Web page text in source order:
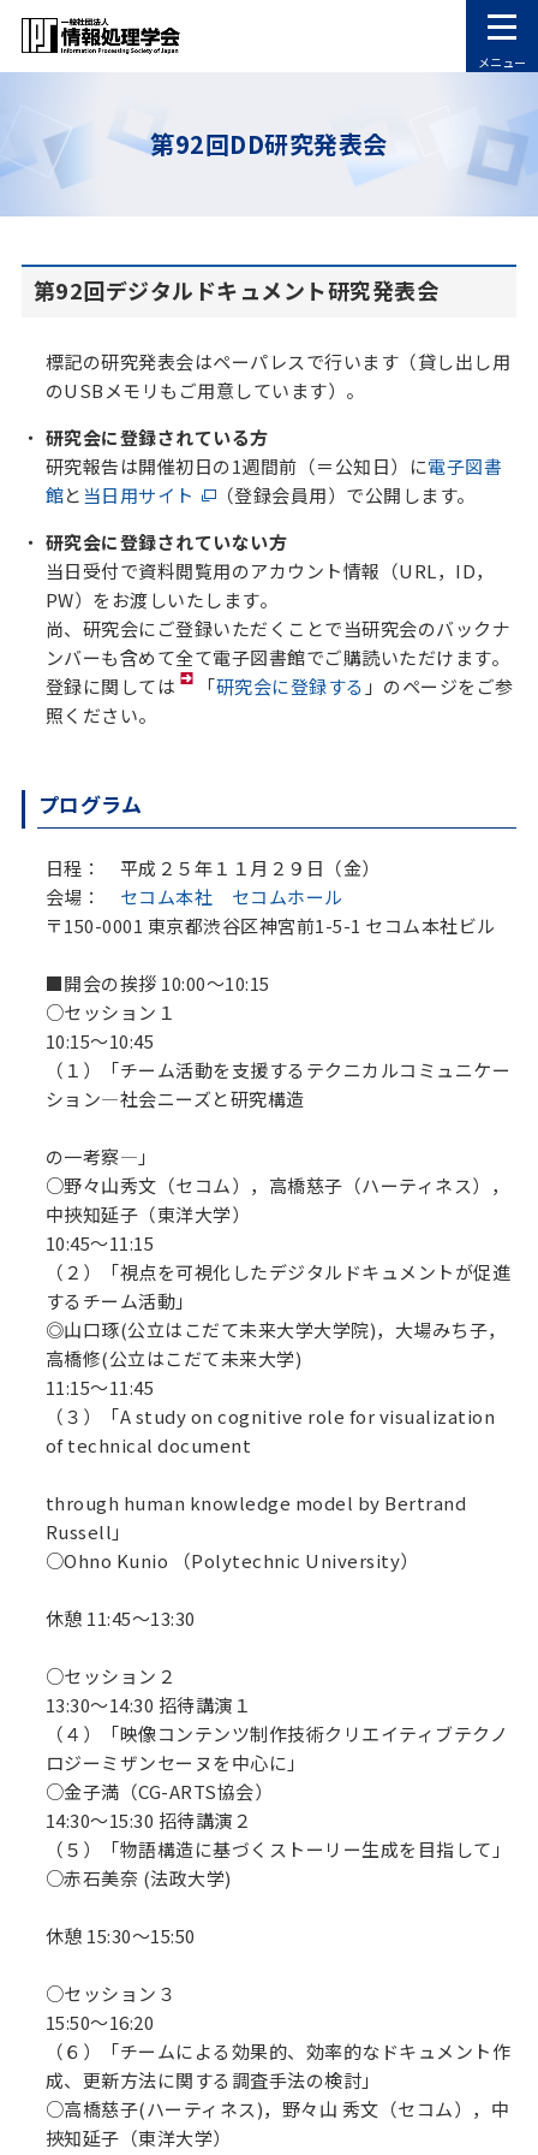
メニュー
第92回DD研究発表会
第92回デジタルドキュメント研究発表会
標記の研究発表会はペーパレスで行います（貸し出し用
のUSBメモリもご用意しています）。
研究会に登録されている方
研究報告は開催初日の1週間前（＝公知日）に電子図書
館と 当日用サイト
（登録会員用）で公開します。
研究会に登録されていない方
当日受付で資料閲覧用のアカウント情報（URL，ID，
PW）をお渡しいたします。
尚、研究会にご登録いただくことで当研究会のバックナ
ンバーも含めて全て電子図書館でご購読いただけます。
登録に関しては
「研究会に登録する 」のページをご参
照ください。
プログラム
日程： 平成２５年１１月２９日（金）
会場： セコム本社 セコムホール
〒150-0001 東京都渋谷区神宮前1-5-1 セコム本社ビル
■開会の挨拶 10:00～10:15
○セッション１
10:15～10:45
（１）「チーム活動を支援するテクニカルコミュニケー
ション—社会ニーズと研究構造
の一考察—」
○野々山秀文（セコム），高橋慈子（ハーティネス），
中挾知延子（東洋大学）
10:45～11:15
（２）「視点を可視化したデジタルドキュメントが促進
するチーム活動」
◎山口琢(公立はこだて未来大学大学院)，大場みち子，
高橋修(公立はこだて未来大学)
11:15～11:45
（３）「A study on cognitive role for visualization
of technical document
through human knowledge model by Bertrand
Russell」
○Ohno Kunio （Polytechnic University）
休憩 11:45～13:30
○セッション２
13:30～14:30 招待講演１
（４）「映像コンテンツ制作技術クリエイティブテクノ
ロジーミザンセーヌを中心に」
○金子満（CG-ARTS協会）
14:30～15:30 招待講演２
（５）「物語構造に基づくストーリー生成を目指して」
○赤石美奈 (法政大学)
休憩 15:30～15:50
○セッション３
15:50～16:20
（６）「チームによる効果的、効率的なドキュメント作
成、更新方法に関する調査手法の検討」
○高橋慈子(ハーティネス)，野々山 秀文（セコム），中
挾知延子（東洋大学）